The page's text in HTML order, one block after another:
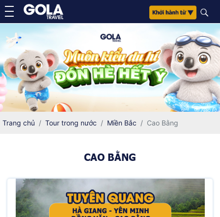
Trang chủ Tour trong nước Miền Bắc Cao Bằng
CAO BẰNG